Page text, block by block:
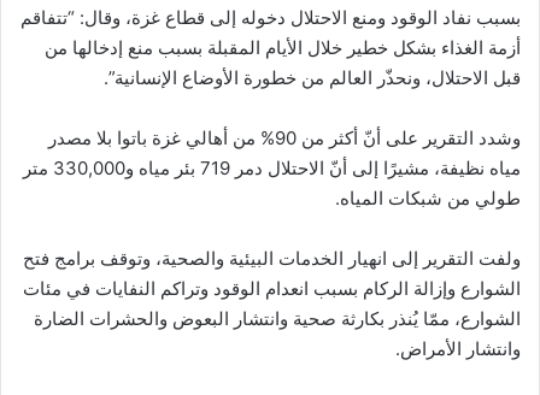
بسبب نفاد الوقود ومنع الاحتلال دخوله إلى قطاع غزة، وقال: “تتفاقم
أزمة الغذاء بشكل خطير خلال الأيام المقبلة بسبب منع إدخالها من
قبل الاحتلال، ونحذّر العالم من خطورة الأوضاع الإنسانية”.
وشدد التقرير على أنّ أكثر من 90% من أهالي غزة باتوا بلا مصدر
مياه نظيفة، مشيرًا إلى أنّ الاحتلال دمر 719 بئر مياه و330,000 متر
طولي من شبكات المياه.
ولفت التقرير إلى انهيار الخدمات البيئية والصحية، وتوقف برامج فتح
الشوارع وإزالة الركام بسبب انعدام الوقود وتراكم النفايات في مئات
الشوارع، ممّا يُنذر بكارثة صحية وانتشار البعوض والحشرات الضارة
وانتشار الأمراض.